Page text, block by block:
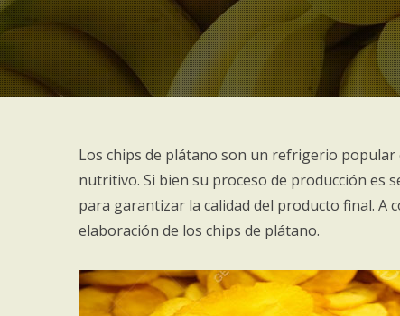
Los chips de plátano son un refrigerio
nutritivo. Si bien su proceso de producción es
para garantizar la calidad del producto final. A
elaboración de los chips de plátano.